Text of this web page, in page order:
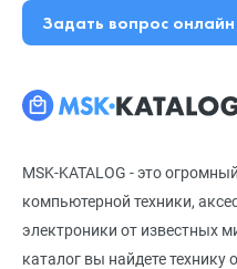
MSK-KATALOG - это
компьютерной техники,
электроники от известных
каталог вы найдете технику
Задать вопрос онлайн